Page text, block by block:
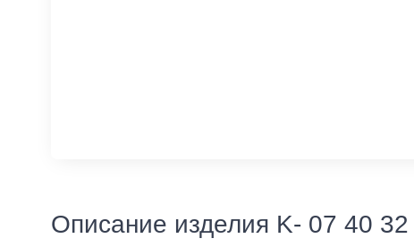
Описание изделия K- 07 40 32